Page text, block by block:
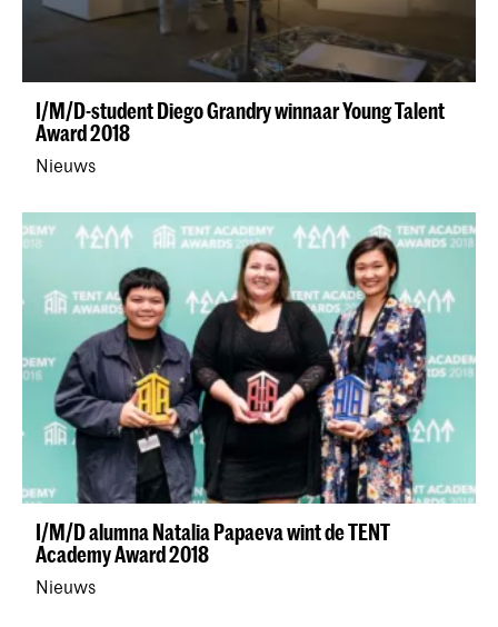
I/M/D-student Diego Grandry winnaar Young Talent
Award 2018
Nieuws
I/M/D alumna Natalia Papaeva wint de TENT
Academy Award 2018
Nieuws